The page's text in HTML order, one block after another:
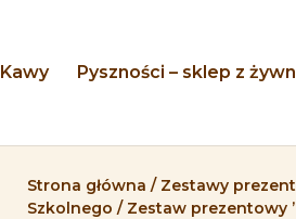
Kawy Pyszności – sklep z
Strona główna / Zestawy
Szkolnego / Zestaw prezentowy